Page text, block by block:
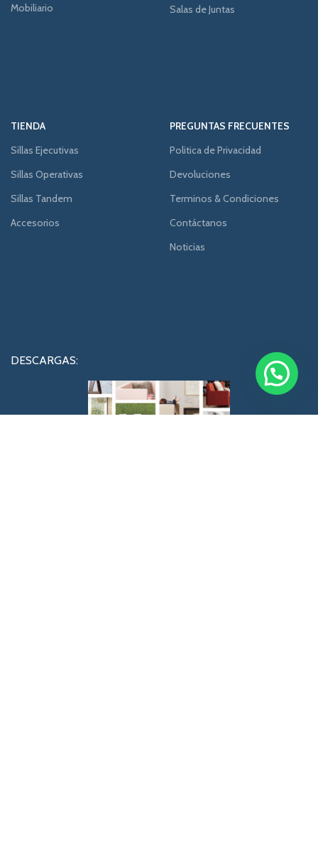
Mobiliario
Salas de Juntas
TIENDA
Sillas Ejecutivas
Sillas Operativas
Sillas Tandem
Accesorios
PREGUNTAS FRECUENTES
Politica de Privacidad
Devoluciones
Terminos & Condiciones
Contáctanos
Noticias
DESCARGAS: